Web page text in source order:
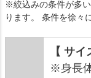
※絞込みの条件が多
ります。 条件を徐々
【 サイ
※身長